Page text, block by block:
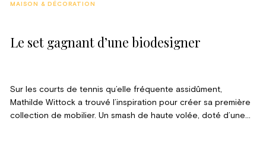
Le set gagnant d’une biodesigner
MAISON & DÉCORATION
Sur les courts de tennis qu’elle fréquente assidûment,
Mathilde Wittock a trouvé l’inspiration pour créer sa première
collection de mobilier. Un smash de haute volée, doté d’une